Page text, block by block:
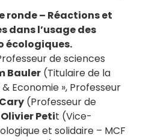
ronde – Réactions et
dans l’usage des
écologiques.
de sciences
Bauler (Titulaire de la
Economie », Professeur
(Professeur de
Olivier Petit (Vice-
et solidaire – MCF